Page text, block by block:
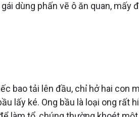
dùng phấn vẽ ô ăn quan,
bao tải lên đầu, chỉ hở hai con
lấy ké. Ong bầu là loại ong rất